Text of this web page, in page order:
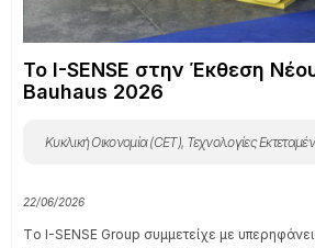
Το I-SENSE στην Έκθεση
Bauhaus 2026
Κυκλική Οικονομία (CET), Τεχνολογίες
22/06/2026
Tο I-SENSE Group συμμετείχε με